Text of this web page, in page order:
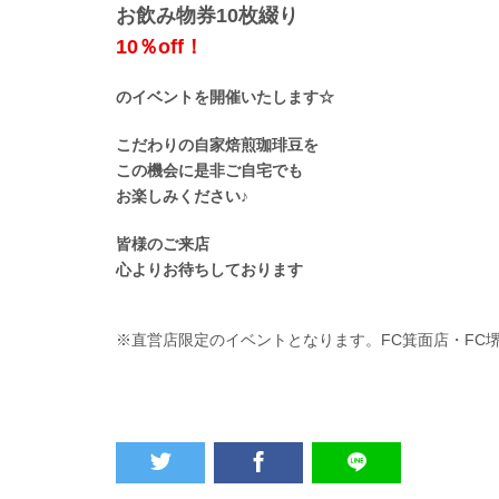
お飲み物券10枚綴り
10％off！
のイベントを開催いたします☆
こだわりの自家焙煎珈琲豆を
この機会に是非ご自宅でも
お楽しみください♪
皆様のご来店
心よりお待ちしております
※直営店限定のイベントとなります。FC箕面店・FC